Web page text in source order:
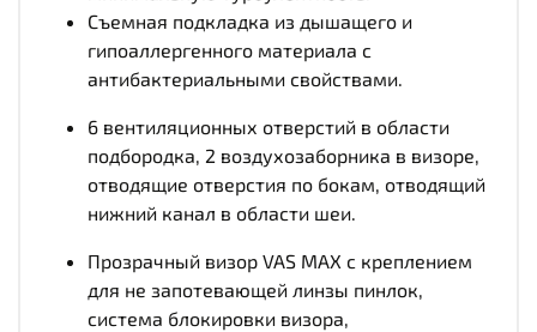
Съемная подкладка из дышащего и
гипоаллергенного материала с
антибактериальными свойствами.
6 вентиляционных отверстий в области
подбородка, 2 воздухозаборника в визоре,
отводящие отверстия по бокам, отводящий
нижний канал в области шеи.
Прозрачный визор VAS MAX с креплением
для не запотевающей линзы пинлок,
система блокировки визора,